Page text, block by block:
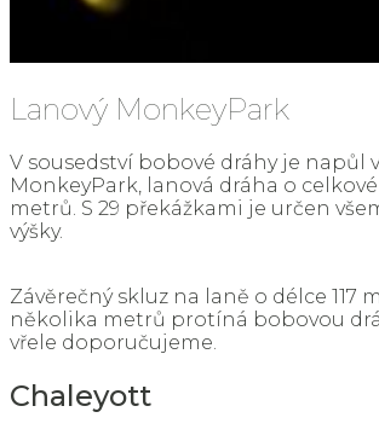
Lanový MonkeyPark
V sousedství bobové dráhy je napůl
MonkeyPark, lanová dráha o
metrů. S 29 překážkami je určen
výšky.
Závěrečný skluz na laně o délce 117
několika metrů protíná bobovou
vřele doporučujeme.
Chaleyott